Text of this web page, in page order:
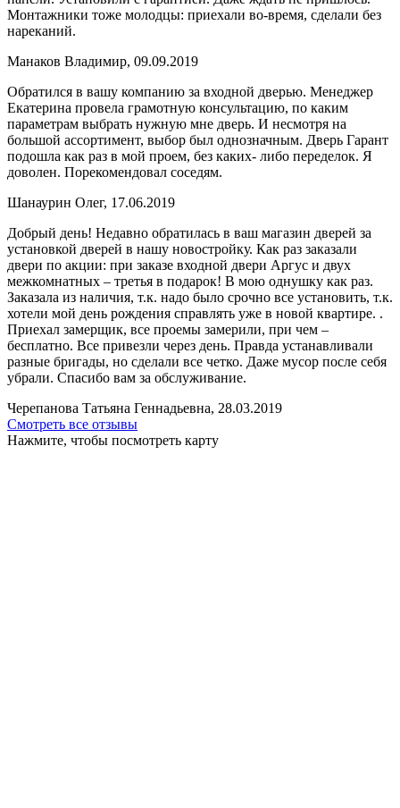
Монтажники тоже молодцы: приехали во-время, сделали без
нареканий.
Манаков Владимир, 09.09.2019
Обратился в вашу компанию за входной дверью. Менеджер
Екатерина провела грамотную консультацию, по каким
параметрам выбрать нужную мне дверь. И несмотря на
большой ассортимент, выбор был однозначным. Дверь Гарант
подошла как раз в мой проем, без каких- либо переделок. Я
доволен. Порекомендовал соседям.
Шанаурин Олег, 17.06.2019
Добрый день! Недавно обратилась в ваш магазин дверей за
установкой дверей в нашу новостройку. Как раз заказали
двери по акции: при заказе входной двери Аргус и двух
межкомнатных – третья в подарок! В мою однушку как раз.
Заказала из наличия, т.к. надо было срочно все установить, т.к.
хотели мой день рождения справлять уже в новой квартире. .
Приехал замерщик, все проемы замерили, при чем –
бесплатно. Все привезли через день. Правда устанавливали
разные бригады, но сделали все четко. Даже мусор после себя
убрали. Спасибо вам за обслуживание.
Черепанова Татьяна Геннадьевна, 28.03.2019
Смотреть все отзывы
Нажмите, чтобы посмотреть карту